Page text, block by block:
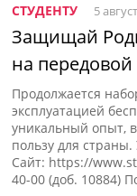
СТУДЕНТУ 5
Защищай
на передовой
Продолжается
эксплуатацией
уникальный опыт,
пользу для
Сайт: https://
40-00 (доб. 10884)